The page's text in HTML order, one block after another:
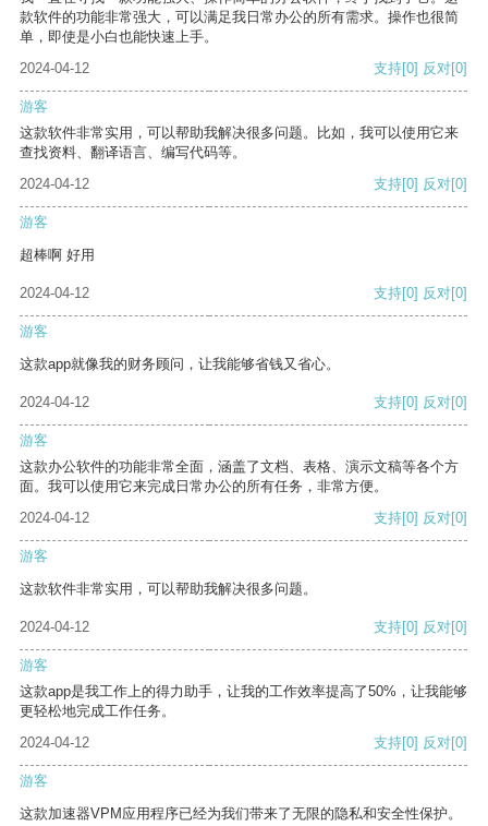
款软件的功能非常强大，可以满足我日常办公的所有需求。操作也很简
单，即使是小白也能快速上手。
2024-04-12
支持[0] 反对[0]
游客
这款软件非常实用，可以帮助我解决很多问题。比如，我可以使用它来
查找资料、翻译语言、编写代码等。
2024-04-12
支持[0] 反对[0]
游客
超棒啊 好用
2024-04-12 支持[0] 反对[0]
游客
这款app就像我的财务顾问，让我能够省钱又省心。
2024-04-12 支持[0] 反对[0]
游客
这款办公软件的功能非常全面，涵盖了文档、表格、演示文稿等各个方
面。我可以使用它来完成日常办公的所有任务，非常方便。
2024-04-12
支持[0] 反对[0]
游客
这款软件非常实用，可以帮助我解决很多问题。
2024-04-12 支持[0] 反对[0]
游客
这款app是我工作上的得力助手，让我的工作效率提高了50%，让我能够
更轻松地完成工作任务。
2024-04-12
支持[0] 反对[0]
游客
这款加速器VPM应用程序已经为我们带来了无限的隐私和安全性保护。